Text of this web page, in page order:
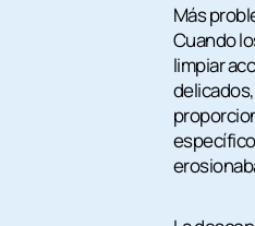
Más
Cuando
limpiar